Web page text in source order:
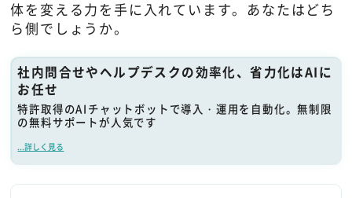
体を変える力を手に入れています。あなたはどち
ら側でしょうか。
社内問合せやヘルプデスクの効率化、省力化はAIに
お任せ
特許取得のAIチャットボットで導入・運用を自動化。無制限
の無料サポートが人気です
...詳しく見る